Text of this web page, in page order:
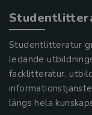
Studentlitteratur
ledande
facklitteratur,
längs hela